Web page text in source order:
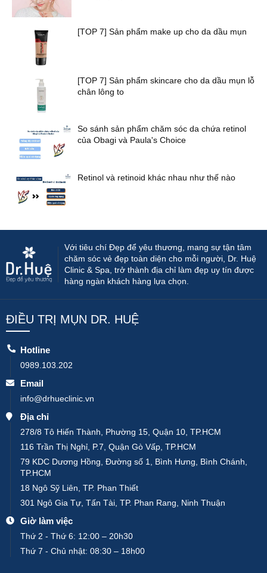
[TOP 7] Sản phẩm make up cho da dầu mụn
[TOP 7] Sản phẩm skincare cho da dầu mụn lỗ
chân lông to
So sánh sản phẩm chăm sóc da chứa retinol
của Obagi và Paula's Choice
Retinol và retinoid khác nhau như thế nào
Với tiêu chí Đẹp để yêu thương, mang sự tận tâm
chăm sóc vẻ đẹp toàn diện cho mỗi người, Dr. Huệ
Clinic & Spa, trở thành địa chỉ làm đẹp uy tín được
hàng ngàn khách hàng lựa chọn.
ĐIỀU TRỊ MỤN DR. HUỆ
Hotline
0989.103.202
Email
info@drhueclinic.vn
Địa chỉ
278/8 Tô Hiến Thành, Phường 15, Quận 10, TP.HCM
116 Trần Thị Nghỉ, P.7, Quận Gò Vấp, TP.HCM
79 KDC Dương Hồng, Đường số 1, Bình Hưng, Bình Chánh,
TP.HCM
18 Ngô Sỹ Liên, TP. Phan Thiết
301 Ngô Gia Tự, Tấn Tài, TP. Phan Rang, Ninh Thuận
Giờ làm việc
Thứ 2 - Thứ 6: 12:00 – 20h30
Thứ 7 - Chủ nhật: 08:30 – 18h00